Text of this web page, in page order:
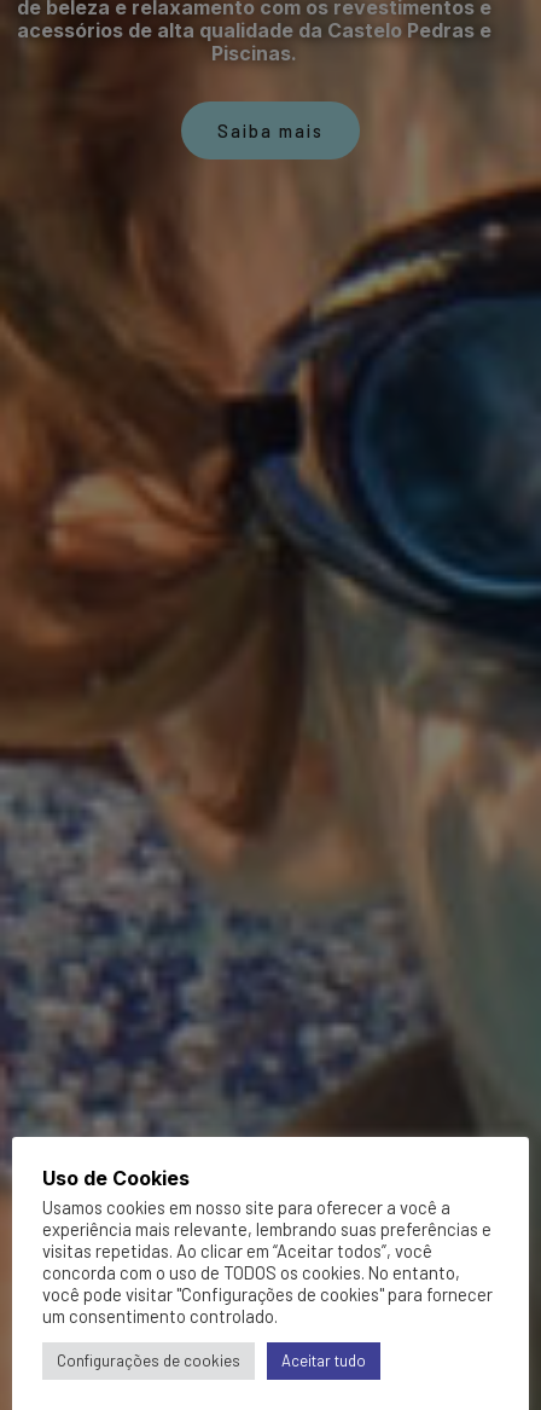
de beleza e relaxamento com os revestimentos e
acessórios de alta qualidade da Castelo Pedras e
Piscinas.
Saiba mais
Uso de Cookies
Usamos cookies em nosso site para oferecer a você a
experiência mais relevante, lembrando suas preferências e
visitas repetidas. Ao clicar em “Aceitar todos”, você
concorda com o uso de TODOS os cookies. No entanto,
você pode visitar "Configurações de cookies" para fornecer
um consentimento controlado.
Configurações de cookies Aceitar tudo